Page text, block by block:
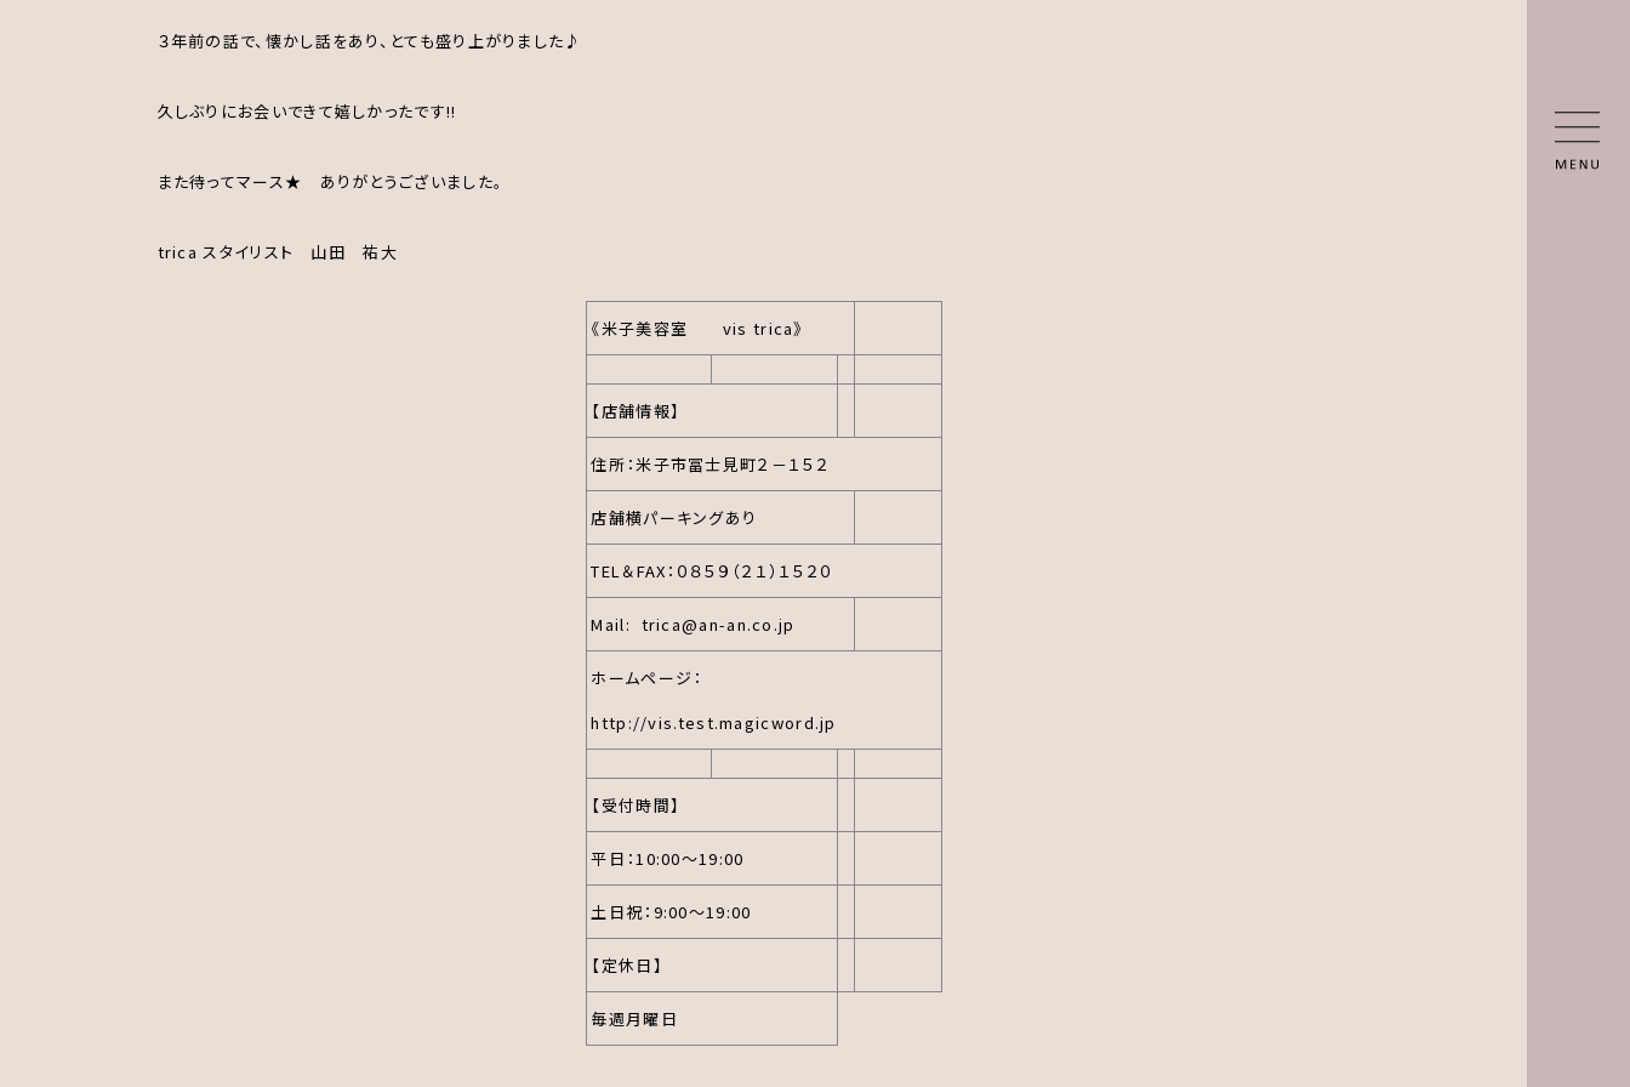
３年前の話で、懐かし話をあり、とても盛り上がりました♪
久しぶりにお会いできて嬉しかったです!!
また待ってマース★ ありがとうございました。
trica スタイリスト 山田 祐大
《米子美容室 vis trica》
【店舗情報】
住所：米子市冨士見町２－１５２
店舗横パーキングあり
TEL＆FAX：０８５９（２１）１５２０
Mail: trica@an-an.co.jp
ホームページ：
http://vis.test.magicword.jp
【受付時間】
平日：10:00～19:00
土日祝：9:00～19:00
【定休日】
毎週月曜日